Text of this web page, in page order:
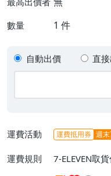
數量 1 件
自動出價 直
運費活動 運費抵用券 週
運費規則
7-ELEVEN取
$50000免運